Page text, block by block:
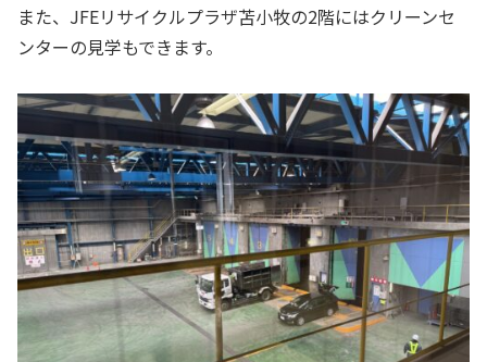
また、JFEリサイクルプラザ苫小牧の2階にはクリーンセ
ンターの見学もできます。